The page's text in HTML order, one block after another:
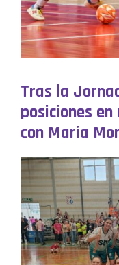
Tras la
posiciones
con María